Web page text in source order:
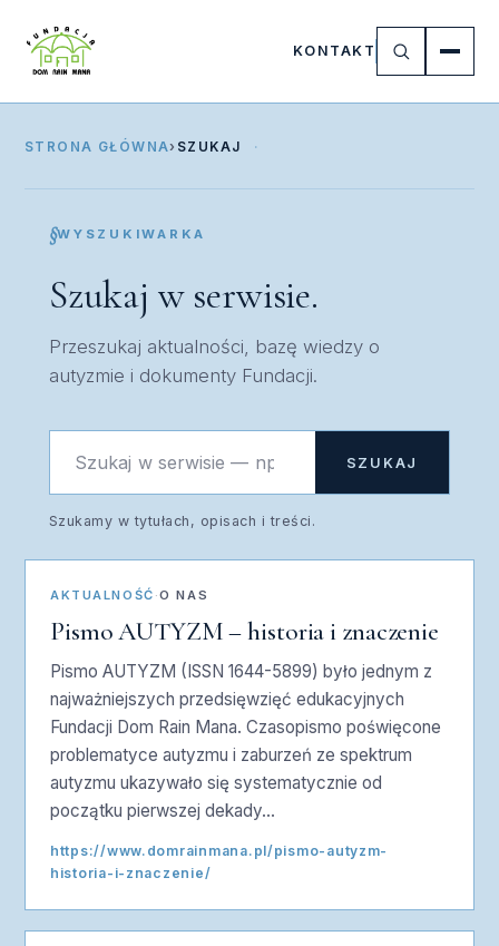
KONTAKT
STRONA GŁÓWNA› SZUKAJ
WYSZUKIWARKA
Szukaj w serwisie.
Przeszukaj aktualności, bazę wiedzy o
autyzmie i dokumenty Fundacji.
SZUKAJ
Szukamy w tytułach, opisach i treści.
AKTUALNOŚĆ ·O NAS
Pismo AUTYZM – historia i znaczenie
Pismo AUTYZM (ISSN 1644-5899) było jednym z
najważniejszych przedsięwzięć edukacyjnych
Fundacji Dom Rain Mana. Czasopismo poświęcone
problematyce autyzmu i zaburzeń ze spektrum
autyzmu ukazywało się systematycznie od
początku pierwszej dekady…
https://www.domrainmana.pl/pismo-autyzm-
historia-i-znaczenie/